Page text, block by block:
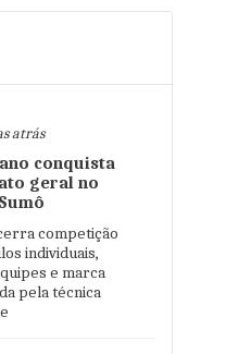
atrás
conquista
geral no
competição
individuais,
e marca
pela técnica